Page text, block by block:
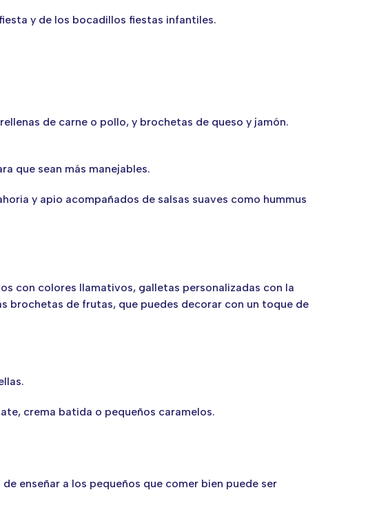
y de los bocadillos fiestas infantiles.
de carne o pollo, y brochetas de queso y jamón.
que sean más manejables.
y apio acompañados de salsas suaves como hummus
con colores llamativos, galletas personalizadas con la
brochetas de frutas, que puedes decorar con un toque de
crema batida o pequeños caramelos.
enseñar a los pequeños que comer bien puede ser